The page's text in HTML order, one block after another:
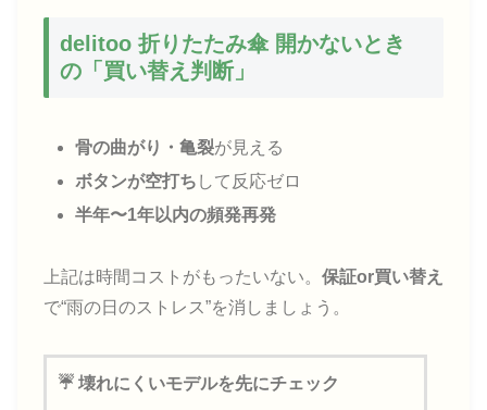
delitoo 折りたたみ傘 開かないとき
の「買い替え判断」
骨の曲がり・亀裂が見える
ボタンが空打ち して反応ゼロ
半年〜1年以内の頻発再発
上記は時間コストがもったいない。 保証or買い替え
で“雨の日のストレス”を消しましょう。
☔ 壊れにくいモデルを先にチェック